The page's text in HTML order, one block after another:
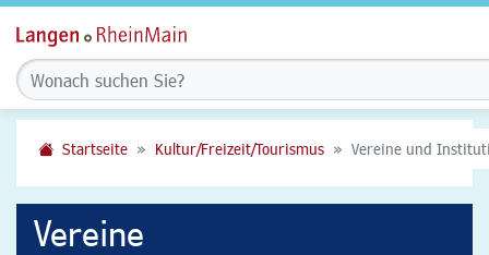
Startseite Kultur/Freizeit/Tourismus Vereine und
Vereine